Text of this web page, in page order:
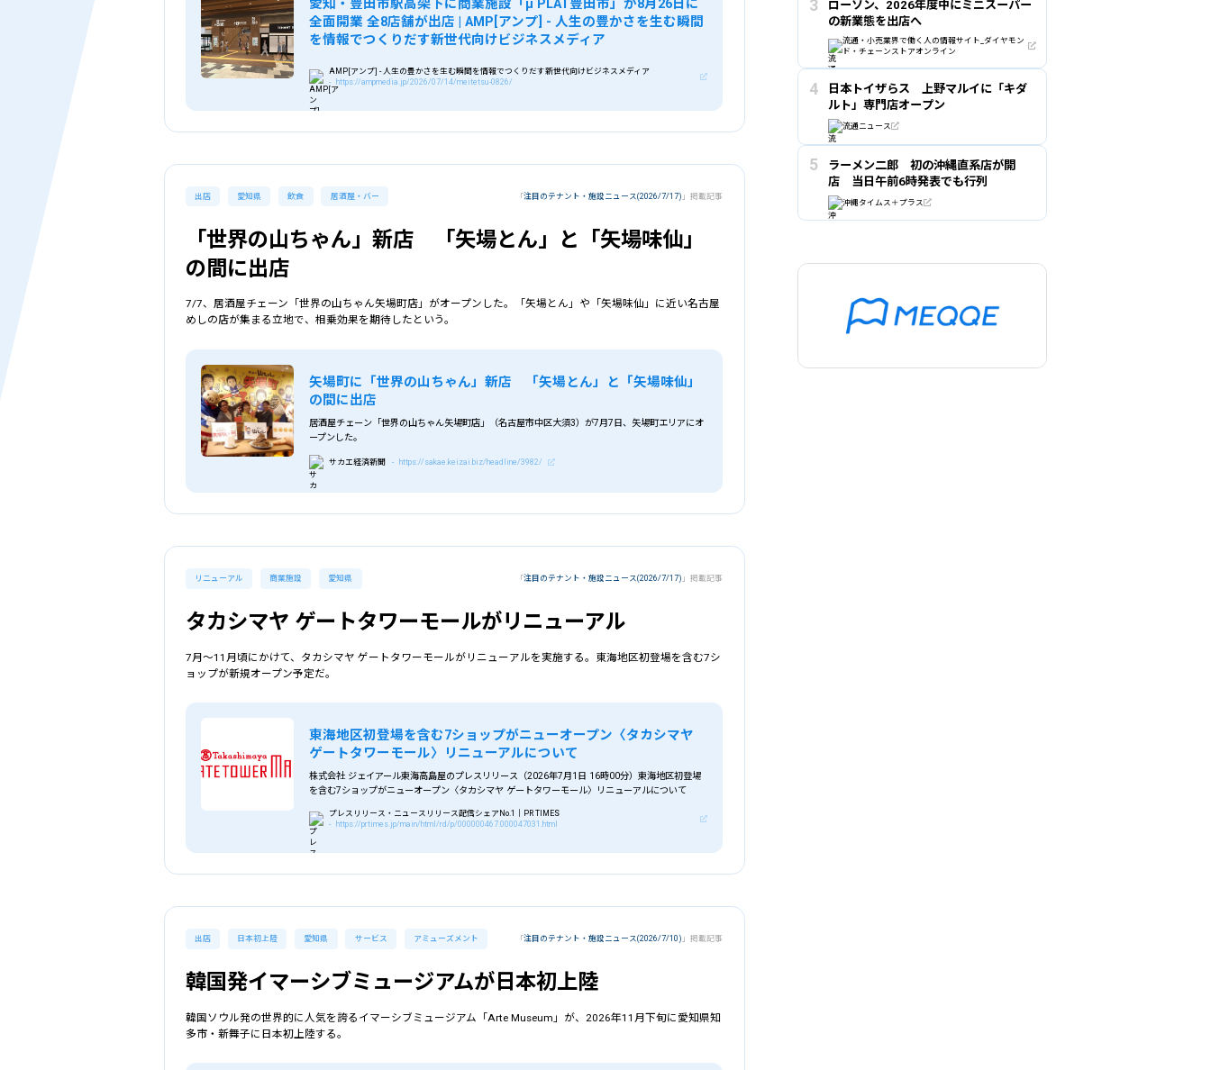
愛知・豊田市駅高架下に商業施設「μ PLAT豊田市」が8月26日に
全面開業 全8店舗が出店 | AMP[アンプ] - 人生の豊かさを生む瞬間
を情報でつくりだす新世代向けビジネスメディア
AMP[アンプ] - 人生の豊かさを生む瞬間を情報でつくりだす新世代向けビジネスメディア
- https://ampmedia.jp/2026/07/14/meitetsu-0826/
出店 愛知県 飲食 居酒屋・バー 「注目のテナント・施設ニュース(2026/7/17) 」掲載記事
「世界の山ちゃん」新店 「矢場とん」と「矢場味仙」
の間に出店
7/7、居酒屋チェーン「世界の山ちゃん矢場町店」がオープンした。「矢場とん」や「矢場味仙」に近い名古屋
めしの店が集まる立地で、相乗効果を期待したという。
矢場町に「世界の山ちゃん」新店 「矢場とん」と「矢場味仙」
の間に出店
居酒屋チェーン「世界の山ちゃん矢場町店」（名古屋市中区大須3）が7月7日、矢場町エリアにオ
ープンした。
サカエ経済新聞 - https://sakae.keizai.biz/headline/3982/
リニューアル 商業施設 愛知県 「注目のテナント・施設ニュース(2026/7/17) 」掲載記事
タカシマヤ ゲートタワーモールがリニューアル
7月～11月頃にかけて、タカシマヤ ゲートタワーモールがリニューアルを実施する。東海地区初登場を含む7シ
ョップが新規オープン予定だ。
東海地区初登場を含む7ショップがニューオープン〈タカシマヤ
ゲートタワーモール〉リニューアルについて
株式会社 ジェイアール東海高島屋のプレスリリース（2026年7月1日 16時00分）東海地区初登場
を含む7ショップがニューオープン〈タカシマヤ ゲートタワーモール〉リニューアルについて
プレスリリース・ニュースリリース配信シェアNo.1｜PR TIMES
- https://prtimes.jp/main/html/rd/p/000000467.000047031.html
出店 日本初上陸 愛知県 サービス アミューズメント 「注目のテナント・施設ニュース(2026/7/10) 」掲載記事
韓国発イマーシブミュージアムが日本初上陸
韓国ソウル発の世界的に人気を誇るイマーシブミュージアム「Arte Museum」が、2026年11月下旬に愛知県知
多市・新舞子に日本初上陸する。
ローソン、2026年度中にミニスーパー
の新業態を出店へ
流通・小売業界で働く人の情報サイト_ダイヤモン
ド・チェーンストアオンライン
日本トイザらス 上野マルイに「キダ
ルト」専門店オープン
流通ニュース
ラーメン二郎 初の沖縄直系店が開
店 当日午前6時発表でも行列
沖縄タイムス＋プラス
詳細条件で探す
選択中の条件